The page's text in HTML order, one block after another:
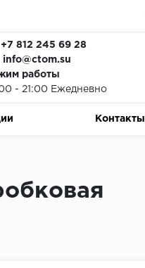
+7 812 245 69 28
info@ctom.su
работы
- 21:00 Ежедневно
Контакты